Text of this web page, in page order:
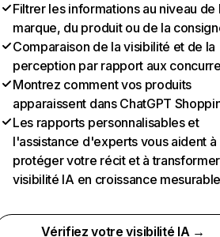
Filtrer les informations au niveau de
marque, du produit ou de la
Comparaison de la visibilité et de la
perception par rapport aux
Montrez comment vos produits
apparaissent dans ChatGPT
Les rapports personnalisables et
l'assistance d'experts vous aident à
protéger votre récit et à
visibilité IA en croissance
Vérifiez votre visibilité IA →